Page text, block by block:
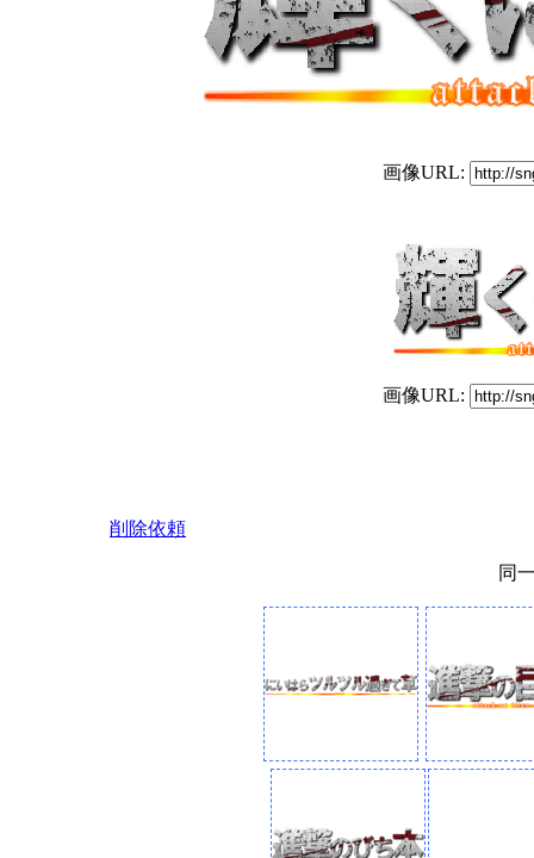
画像URL:
画像URL:
削除依頼
同